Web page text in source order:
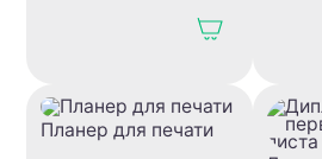
Планер для печати